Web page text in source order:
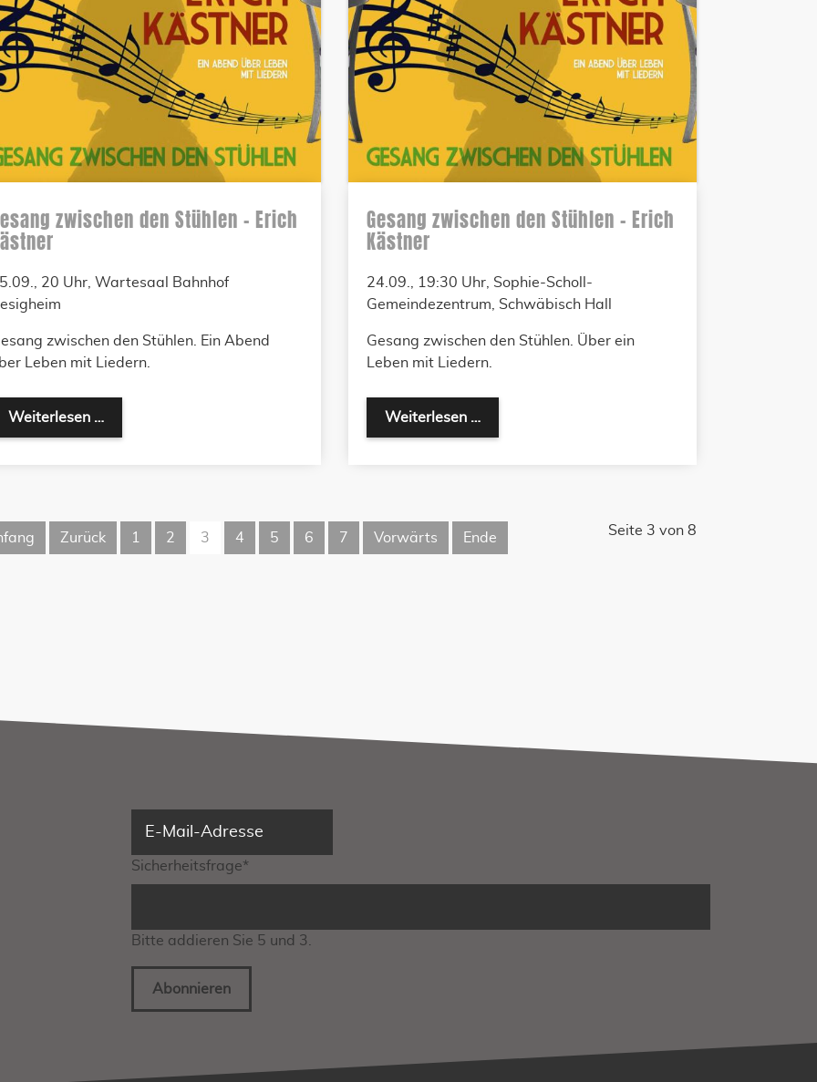
zwischen den Stühlen – Erich
20 Uhr, Wartesaal Bahnhof
zwischen den Stühlen. Ein Abend
Leben mit Liedern.
Weiterlesen …
Gesang zwischen den Stühlen – Erich
Kästner
24.09., 19:30 Uhr, Sophie-Scholl-
Gemeindezentrum, Schwäbisch Hall
Gesang zwischen den Stühlen. Über ein
Leben mit Liedern.
Weiterlesen …
Seite 3 von 8
Zurück 1 2 3 4 5 6 7 Vorwärts Ende
Sicherheitsfrage*
Bitte addieren Sie 5 und 3.
Abonnieren